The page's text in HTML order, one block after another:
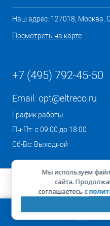
Наш адрес: 127018, Москва,
Посмотреть на карте
+7 (495) 792-45-50
Email: opt@eltreco.ru
График работы
Пн-Пт: с 09:00 до 18:00
Сб-Вс: Выходной
Мы используем
сайта.
соглашаетесь с